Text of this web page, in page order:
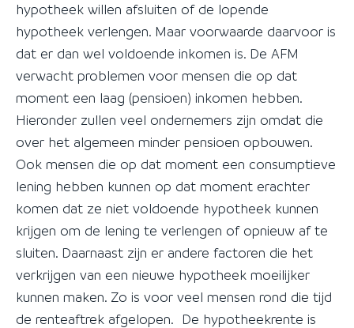
hypotheek willen afsluiten of de lopende
hypotheek verlengen. Maar voorwaarde daarvoor is
dat er dan wel voldoende inkomen is. De AFM
verwacht problemen voor mensen die op dat
moment een laag (pensioen) inkomen hebben.
Hieronder zullen veel ondernemers zijn omdat die
over het algemeen minder pensioen opbouwen.
Ook mensen die op dat moment een consumptieve
lening hebben kunnen op dat moment erachter
komen dat ze niet voldoende hypotheek kunnen
krijgen om de lening te verlengen of opnieuw af te
sluiten. Daarnaast zijn er andere factoren die het
verkrijgen van een nieuwe hypotheek moeilijker
kunnen maken. Zo is voor veel mensen rond die tijd
de renteaftrek afgelopen. De hypotheekrente is